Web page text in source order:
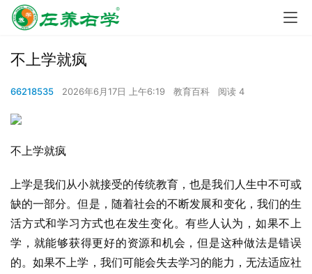
不上学就疯
66218535 2026年6月17日 上午6:19 教育百科 阅读 4
不上学就疯
上学是我们从小就接受的传统教育，也是我们人生中不可或
缺的一部分。但是，随着社会的不断发展和变化，我们的生
活方式和学习方式也在发生变化。有些人认为，如果不上
学，就能够获得更好的资源和机会，但是这种做法是错误
的。如果不上学，我们可能会失去学习的能力，无法适应社